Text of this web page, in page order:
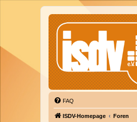
FAQ
ISDV-Homepage Foren